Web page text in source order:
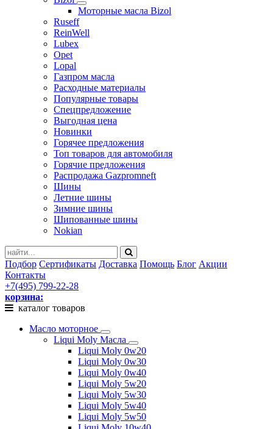
Моторные масла Bizol
Ruseff
ReinWell
Lubex
Opet
Lopal
Газпром масла
Расходные материалы
Популярные товары
Спецпредложение
Выгодная цена
Новинки
Горячее предложения
Топ товаров для автомобиля
Горячие предложения
Распродажа Gazpromneft
Шины
Летние шины
Зимние шины
Шипованные шины
Nokian
Подбор Сертификаты Доставка Помощь Блог Акции
Контакты
+7(495) 799-22-28
корзина:
каталог товаров
Масло моторное
Liqui Moly Масла
Liqui Moly 0w20
Liqui Moly 0w30
Liqui Moly 0w40
Liqui Moly 5w20
Liqui Moly 5w30
Liqui Moly 5w40
Liqui Moly 5w50